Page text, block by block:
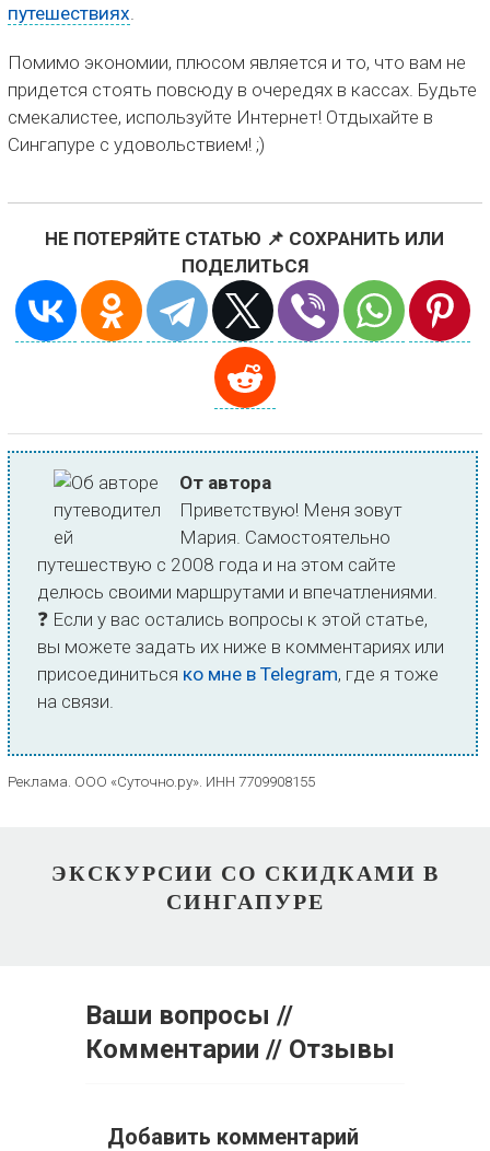
путешествиях
Помимо экономии, плюсом является и то, что вам не
придется стоять повсюду в очередях в кассах. Будьте
смекалистее, используйте Интернет! Отдыхайте в
Сингапуре с удовольствием! ;)
НЕ ПОТЕРЯЙТЕ СТАТЬЮ 📌 СОХРАНИТЬ ИЛИ
ПОДЕЛИТЬСЯ
От автора
Приветствую! Меня зовут
Мария. Самостоятельно
путешествую с 2008 года и на этом сайте
делюсь своими маршрутами и впечатлениями.
❓ Если у вас остались вопросы к этой статье,
вы можете задать их ниже в комментариях или
присоединиться ко мне в Telegram, где я тоже
на связи.
Реклама. ООО «Суточно.ру». ИНН 7709908155
ЭКСКУРСИИ СО СКИДКАМИ В
СИНГАПУРЕ
Ваши вопросы //
Комментарии // Отзывы
Добавить комментарий